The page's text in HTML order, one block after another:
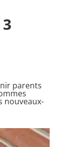
parents
nouveaux-